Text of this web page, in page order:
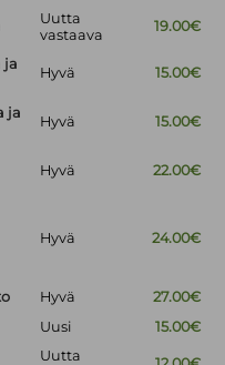
Uutta
vastaava
19.00€
ja
Hyvä 15.00€
ja
Hyvä 15.00€
Hyvä 22.00€
Hyvä 24.00€
Hyvä
27.00€
Uusi 15.00€
Uutta